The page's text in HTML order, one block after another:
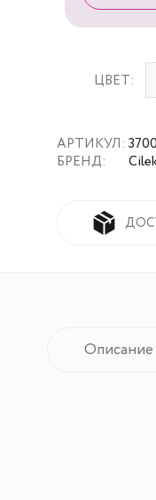
АРТИКУЛ:
БРЕНД:
ЦВЕТ:
Описание